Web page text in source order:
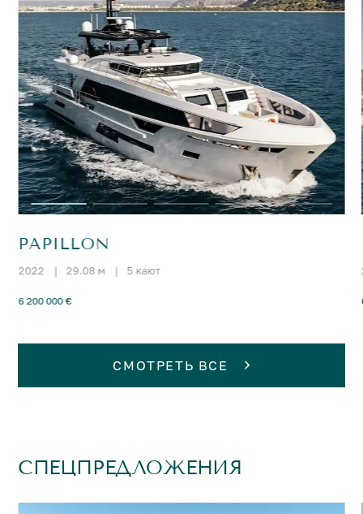
PAPILLON
2022 | 29.08 м | 5 кают
6 200 000 €
СМОТРЕТЬ ВСЕ
СПЕЦПРЕДЛОЖЕНИЯ